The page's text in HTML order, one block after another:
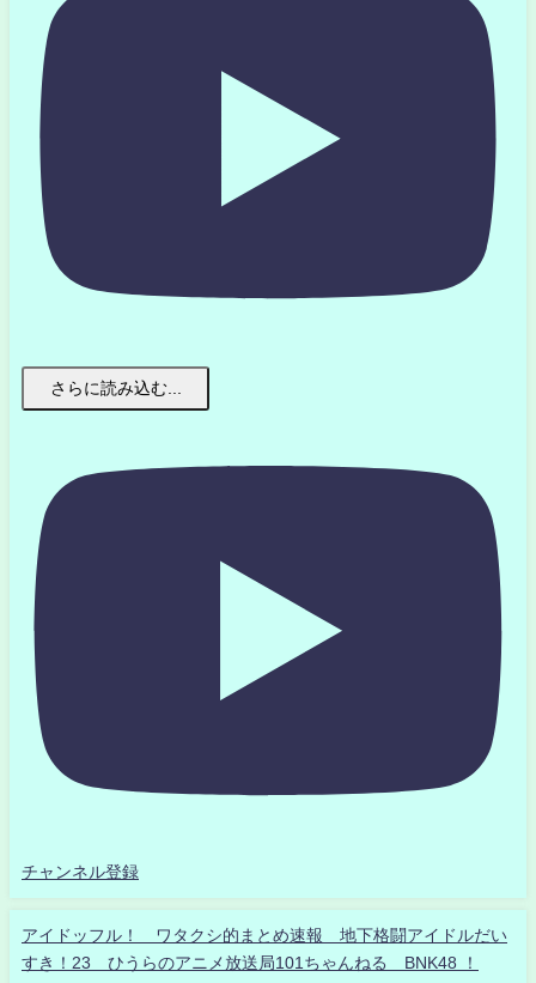
さらに読み込む...
チャンネル登録
アイドッフル！ ワタクシ的まとめ速報 地下格闘アイドルだい
すき！23 ひうらのアニメ放送局101ちゃんねる BNK48 ！